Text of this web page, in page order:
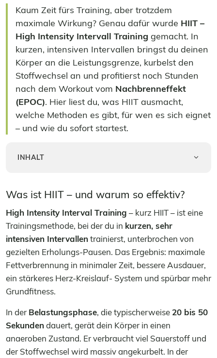
Kaum Zeit fürs Training, aber trotzdem
maximale Wirkung? Genau dafür wurde HIIT –
High Intensity Intervall Training gemacht. In
kurzen, intensiven Intervallen bringst du deinen
Körper an die Leistungsgrenze, kurbelst den
Stoffwechsel an und profitierst noch Stunden
nach dem Workout vom Nachbrenneffekt
(EPOC). Hier liest du, was HIIT ausmacht,
welche Methoden es gibt, für wen es sich eignet
– und wie du sofort startest.
INHALT
Was ist HIIT – und warum so effektiv?
High Intensity Interval Training – kurz HIIT – ist eine
Trainingsmethode, bei der du in kurzen, sehr
intensiven Intervallentrainierst, unterbrochen von
gezielten Erholungs-Pausen. Das Ergebnis: maximale
Fettverbrennung in minimaler Zeit, bessere Ausdauer,
ein stärkeres Herz-Kreislauf- System und spürbar mehr
Grundfitness.
In der Belastungsphase, die typischerweise 20 bis 50
Sekundendauert, gerät dein Körper in einen
anaeroben Zustand. Er verbraucht viel Sauerstoff und
der Stoffwechsel wird massiv angekurbelt. In der